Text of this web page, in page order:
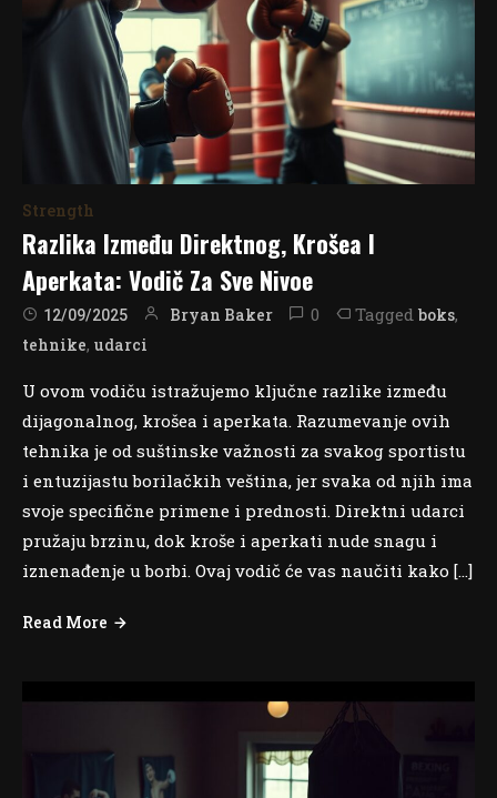
Strength
Razlika Između Direktnog, Krošea I
Aperkata: Vodič Za Sve Nivoe
12/09/2025 Bryan Baker 0 Tagged boks,
tehnike, udarci
U ovom vodiču istražujemo ključne razlike između
dijagonalnog, krošea i aperkata. Razumevanje ovih
tehnika je od suštinske važnosti za svakog sportistu
i entuzijastu borilačkih veština, jer svaka od njih ima
svoje specifične primene i prednosti. Direktni udarci
pružaju brzinu, dok kroše i aperkati nude snagu i
iznenađenje u borbi. Ovaj vodič će vas naučiti kako […]
Read More